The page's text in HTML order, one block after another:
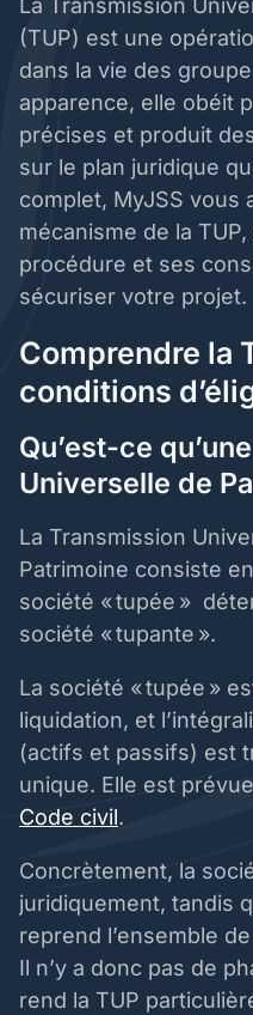
La Transmission
(TUP) est une
dans la vie des
apparence, elle obéit
précises et produit
sur le plan juridique
complet, MyJSS vous
mécanisme de la
procédure et ses
sécuriser votre projet.
Comprendre la
conditions
Qu’est-ce
Universelle de
La Transmission
Patrimoine consiste
société « tupée »
société « tupante ».
La société « tupée »
liquidation, et
(actifs et passifs) est
unique. Elle est prévue
Code civil.
Concrètement, la
juridiquement, tandis
reprend l’ensemble
Il n’y a donc pas de
rend la TUP